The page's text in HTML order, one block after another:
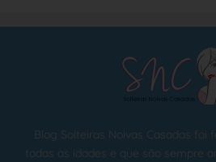
Blog Solteiras Noivas Casadas foi
todas as idades e que são sempre